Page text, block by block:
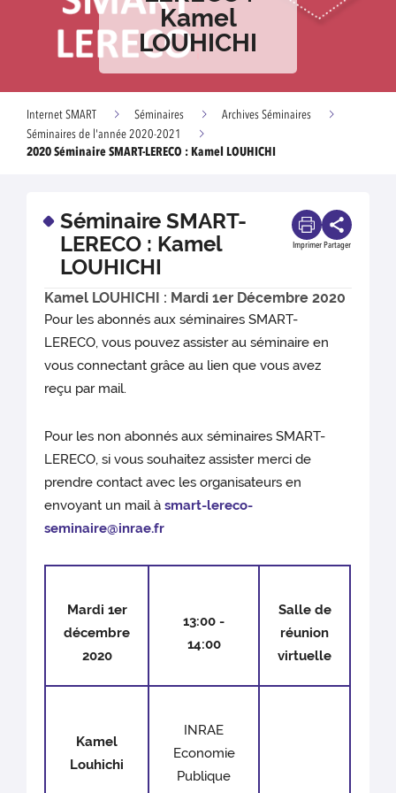
Kamel
LOUHICHI
Internet SMART Séminaires
Archives Séminaires
Séminaires de l'année 2020-2021
2020 Séminaire SMART-LERECO : Kamel LOUHICHI
Séminaire SMART-
LERECO : Kamel
LOUHICHI
Imprimer Partager
Kamel LOUHICHI : Mardi 1er Décembre 2020
Pour les abonnés aux séminaires SMART-
LERECO, vous pouvez assister au séminaire en
vous connectant grâce au lien que vous avez
reçu par mail.
Pour les non abonnés aux séminaires SMART-
LERECO, si vous souhaitez assister merci de
prendre contact avec les organisateurs en
envoyant un mail àsmart-lereco-
seminaire@inrae.fr
Mardi 1er
décembre
2020
13:00 -
14:00
Salle de
réunion
virtuelle
Kamel
Louhichi
INRAE
Economie
Publique